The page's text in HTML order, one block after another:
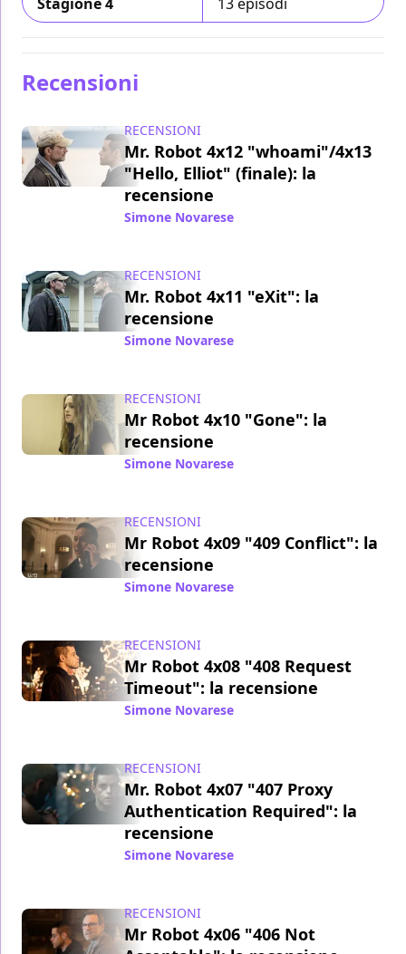
Recensioni
RECENSIONI
Mr. Robot 4x12 "whoami"/4x13
"Hello, Elliot" (finale): la
recensione
Simone Novarese
RECENSIONI
Mr. Robot 4x11 "eXit": la
recensione
Simone Novarese
RECENSIONI
Mr Robot 4x10 "Gone": la
recensione
Simone Novarese
RECENSIONI
Mr Robot 4x09 "409 Conflict": la
recensione
Simone Novarese
RECENSIONI
Mr Robot 4x08 "408 Request
Timeout": la recensione
Simone Novarese
RECENSIONI
Mr. Robot 4x07 "407 Proxy
Authentication Required": la
recensione
Simone Novarese
RECENSIONI
Mr Robot 4x06 "406 Not